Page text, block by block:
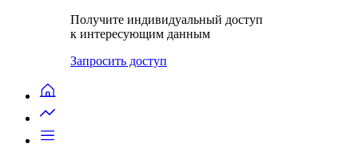
Получите индивидуальный доступ
к интересующим данным
Запросить доступ